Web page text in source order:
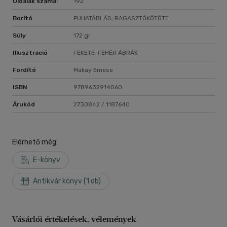
Borító PUHATÁBLÁS, RAGASZTÓKÖTÖTT
Súly 172 gr
Illusztráció FEKETE-FEHÉR ÁBRÁK
Fordító Makay Emese
ISBN 9789632914060
Árukód 2730842 / 1187640
Elérhető még:
E-könyv
Antikvár könyv (1 db)
Vásárlói értékelések, vélemények